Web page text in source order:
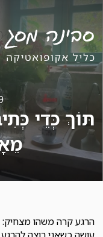
9
תּוֹךְ כְּדֵי
הרגע קרה משהו מצחיק: